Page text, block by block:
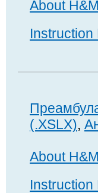
About
Instruction
(.XSLX),
About
Instruction